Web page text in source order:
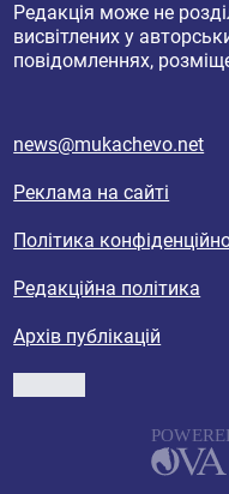
Редакція може не
висвітлених у
повідомленнях,
news@mukachevo.net
Реклама на сайті
Політика
Редакційна політика
Архів публікацій